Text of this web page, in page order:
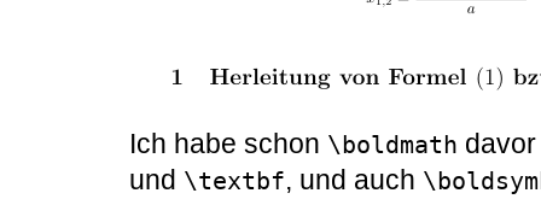
Ich habe schon \boldmath
und \textbf, und auch